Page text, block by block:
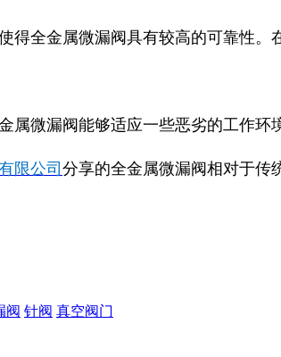
得全金属微漏阀具有较高的可靠性。
属微漏阀能够适应一些恶劣的工作
限公司 分享的全金属微漏阀相对于传
阀 针阀 真空阀门